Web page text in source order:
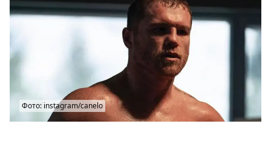
Фото: instagram/canelo